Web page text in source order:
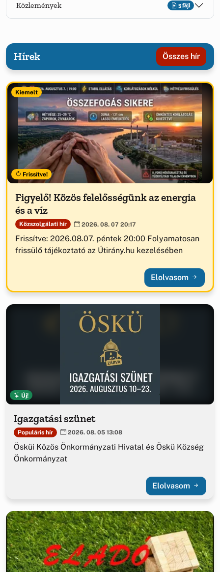
Közlemények 5 fájl
Hírek Összes hír
Kiemelt
Frissítve!
Figyelő! Közös felelősségünk az energia
és a víz
Közszolgálati hír 2026. 08. 07 20:17
Frissítve: 2026.08.07. péntek 20:00 Folyamatosan
frissülő tájékoztató az Útirány.hu kezelésében
Elolvasom
Új!
Igazgatási szünet
Populáris hír 2026. 08. 05 13:08
Ösküi Közös Önkormányzati Hivatal és Öskü Község
Önkormányzat
Elolvasom